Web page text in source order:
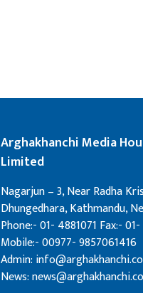
Arghakhanchi Media
Limited
Nagarjun – 3, Near Radha
Dhungedhara, Kathmandu,
Phone:- 01- 4881071 Fax:-
Mobile:- 00977- 9857061416
Admin:
News: